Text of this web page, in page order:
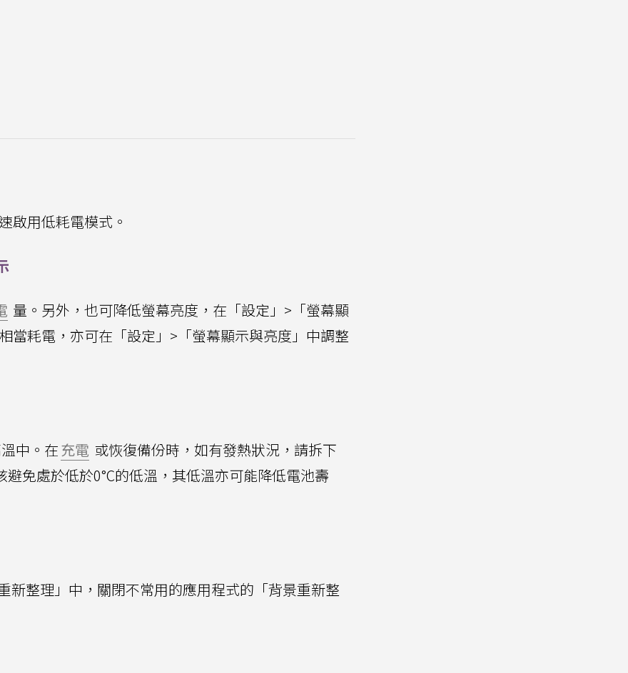
啟用低耗電模式。
量。另外，也可降低螢幕亮度，在「設定」>「螢幕顯
當耗電，亦可在「設定」>「螢幕顯示與亮度」中調整
中。在充電 或恢復備份時，如有發熱狀況，請拆下
避免處於低於0°C的低溫，其低溫亦可能降低電池壽
新整理」中，關閉不常用的應用程式的「背景重新整